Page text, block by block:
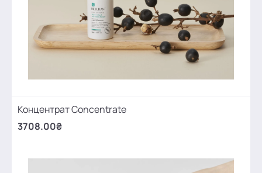
Концентрат Concentrate
3708.00₴